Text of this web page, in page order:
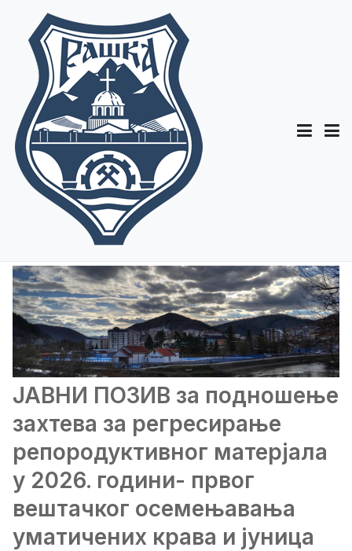
ЈАВНИ ПОЗИВ за подношење
захтева за регресирање
репородуктивног матерјала
у 2026. години- првог
вештачког осемењавања
уматичених крава и јуница